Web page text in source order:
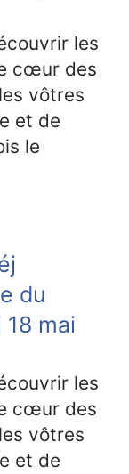
les
cœur des
vôtres
et de
le
du
18 mai
les
cœur des
vôtres
et de